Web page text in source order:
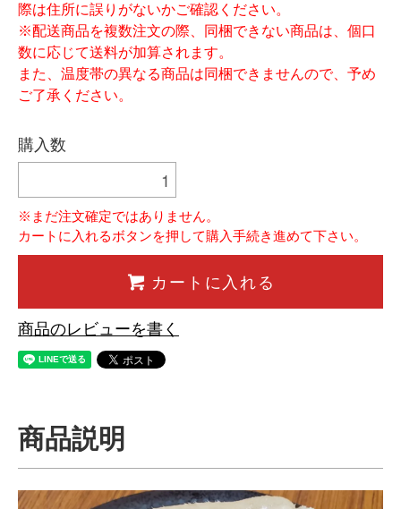
際は住所に誤りがないかご確認ください。
※配送商品を複数注文の際、同梱できない商品は、個口
数に応じて送料が加算されます。
また、温度帯の異なる商品は同梱できませんので、予め
ご了承ください。
購入数
※まだ注文確定ではありません。
カートに入れるボタンを押して購入手続き進めて下さい。
カートに入れる
商品のレビューを書く
商品説明